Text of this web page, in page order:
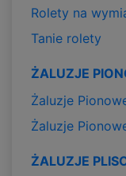
Rolety na
Tanie rolety
ŻALUZJE
Żaluzje
Żaluzje
ŻALUZJE